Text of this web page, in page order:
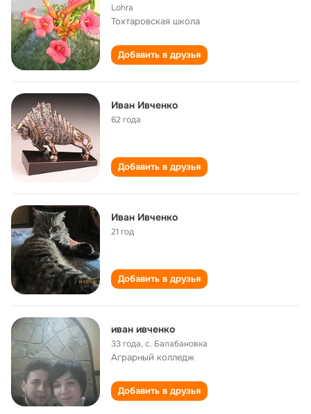
Lohra
Тохтаровская школа
Добавить в друзья
Иван Ивченко
62 года
Добавить в друзья
Иван Ивченко
21 год
Добавить в друзья
иван ивченко
33 года,с. Балабановка
Аграрный колледж
Добавить в друзья